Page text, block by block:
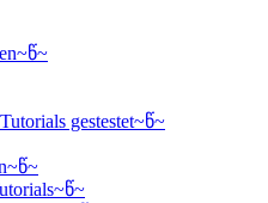
gestestet~წ~